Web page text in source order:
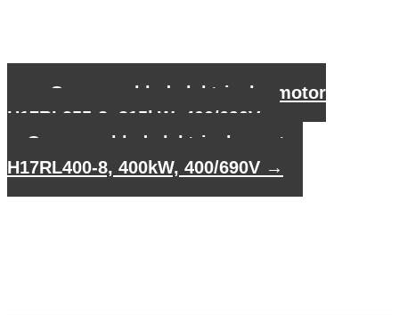
Gegevensblad elektrische motor
H17RL355-8, 315kW, 400/690V
Gegevensblad elektrische motor
H17RL400-8, 400kW, 400/690V →